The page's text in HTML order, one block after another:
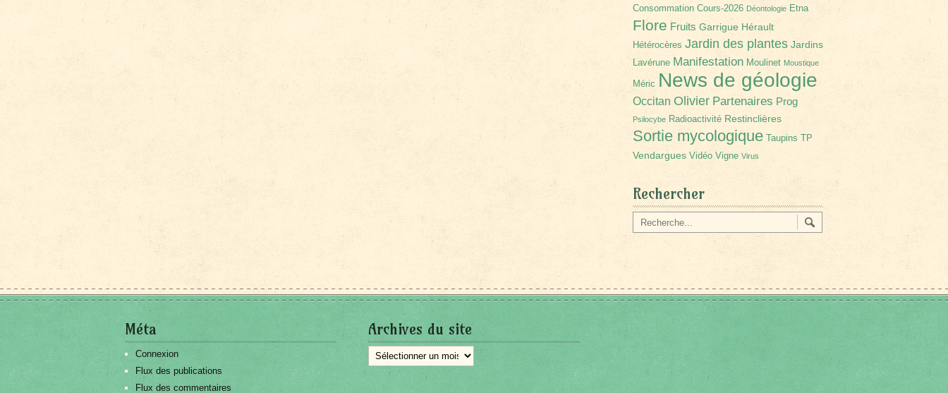
Consommation Cours-2026 Déontologie Etna
Flore Fruits Garrigue Hérault
Hétérocères Jardin des plantes Jardins
Lavérune Manifestation Moulinet Moustique
Méric News de géologie
Occitan Olivier Partenaires Prog
Psilocybe Radioactivité Restinclières
Sortie mycologique Taupins TP
Vendargues Vidéo Vigne Virus
Rechercher
Méta
Connexion
Flux des publications
Flux des commentaires
Archives du site
Archives
du